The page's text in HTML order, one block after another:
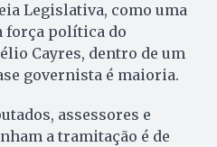
Legislativa, como uma
força política do
Cayres, dentro de um
governista é maioria.
assessores e
a tramitação é de